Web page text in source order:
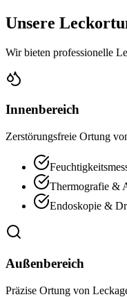
Unsere
Wir bieten professionelle
Innenbereich
Zerstörungsfreie Ortung
Thermografie &
Endoskopie &
Außenbereich
Präzise Ortung von